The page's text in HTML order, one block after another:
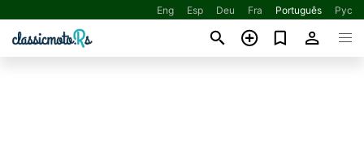
Eng Esp Deu Fra Português Рус